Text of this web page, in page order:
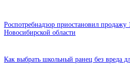
Роспотребнадзор приостановил продажу
Новосибирской области
Как выбрать школьный ранец без вреда